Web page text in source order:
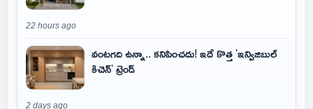
22 hours ago
వంటగది ఉన్నా.. కనిపించదు! ఇదే కొత్త 'ఇన్విజిబుల్
కిచెన్' ట్రెండ్
2 days ago